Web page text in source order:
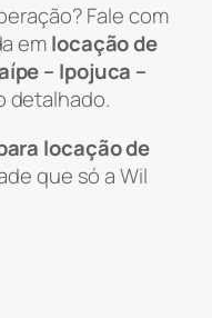
Fale com
emlocação de
– Ipojuca –
detalhado.
locação de
que só a Wil